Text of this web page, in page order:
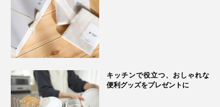
キッチンで役立つ、おしゃれな
便利グッズをプレゼントに